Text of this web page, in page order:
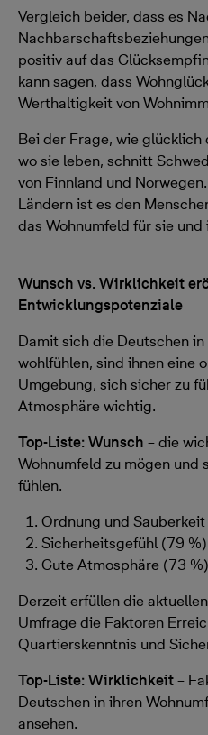
Vergleich beider, dass es
positiv auf das
kann sagen, dass
Werthaltigkeit von
Bei der Frage, wie
wo sie leben, schnitt
von Finnland und
Ländern ist es den
das Wohnumfeld für sie
Wunsch vs. Wirklichkeit
Entwicklungspotenziale
Damit sich die Deutschen
wohlfühlen, sind ihnen eine
Umgebung, sich sicher zu
Atmosphäre wichtig.
Top-Liste: Wunsch – die
Wohnumfeld zu mögen und
fühlen.
Ordnung und
Sicherheitsgefühl (79 %)
Gute Atmosphäre (73 %)
Derzeit erfüllen die
Umfrage die Faktoren
Quartierskenntnis und
Top-Liste: Wirklichkeit –
Deutschen in ihren
ansehen.